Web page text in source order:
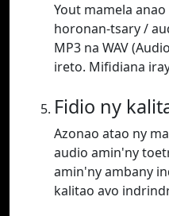
Yout mamela
horonan-tsary /
MP3 na WAV
ireto. Mifidiana
Fidio ny
Azonao atao ny
audio amin'ny
amin'ny ambany
kalitao avo